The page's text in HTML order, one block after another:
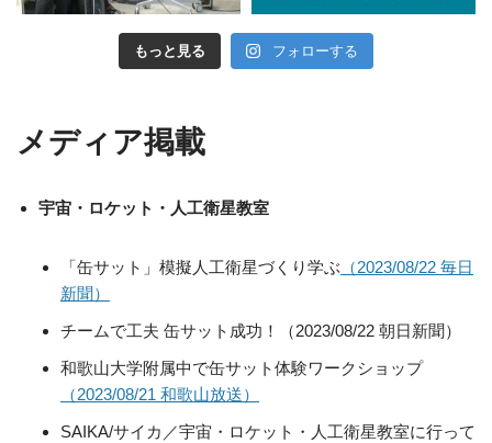
もっと見る フォローする
メディア掲載
宇宙・ロケット・人工衛星教室
「缶サット」模擬人工衛星づくり学ぶ （2023/08/22 毎日
新聞）
チームで工夫 缶サット成功！（2023/08/22 朝日新聞）
和歌山大学附属中で缶サット体験ワークショップ
（2023/08/21 和歌山放送）
SAIKA/サイカ／宇宙・ロケット・人工衛星教室に行って